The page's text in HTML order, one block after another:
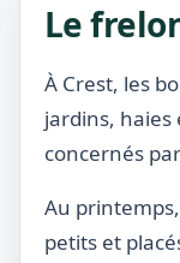
Le
À Crest, les
jardins,
concernés
Au
petits et